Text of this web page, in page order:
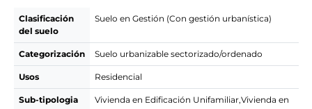
Clasificación
del suelo
Suelo en Gestión (Con gestión urbanística)
Categorización Suelo urbanizable sectorizado/ordenado
Usos Residencial
Sub-tipologia
Vivienda en Edificación Unifamiliar,Vivienda en